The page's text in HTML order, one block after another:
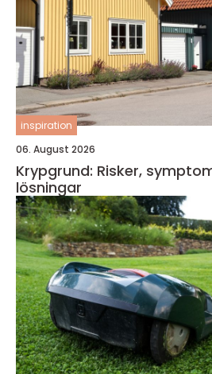
inspiration
06. August 2026
Krypgrund: Risker,
lösningar